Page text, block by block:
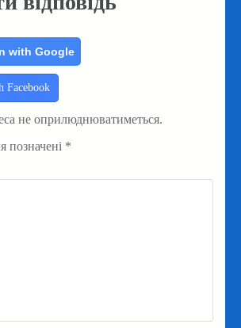
with Google
Facebook
не оприлюднюватиметься.
позначені *